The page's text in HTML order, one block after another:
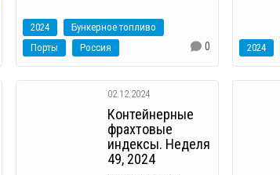
2024
Бункерное топливо
Порты
Россия 0 2024
02.12.2024
Контейнерные
фрахтовые
индексы. Неделя
49, 2024